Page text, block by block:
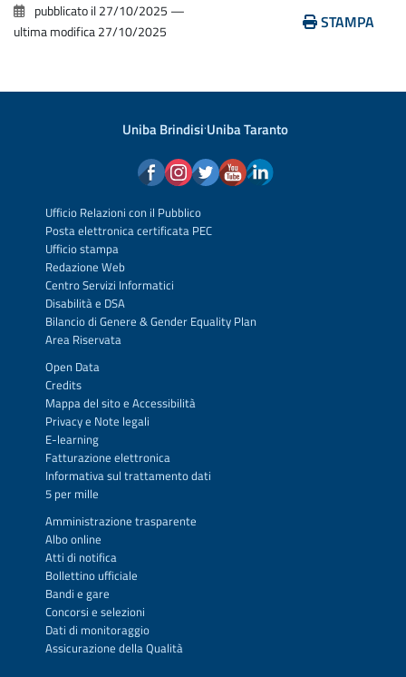
pubblicato il27/10/2025 —
ultima modifica27/10/2025 STAMPA
Uniba Brindisi·Uniba Taranto
Ufficio Relazioni con il Pubblico
Posta elettronica certificata PEC
Ufficio stampa
Redazione Web
Centro Servizi Informatici
Disabilità e DSA
Bilancio di Genere & Gender Equality Plan
Area Riservata
Open Data
Credits
Mappa del sitoe Accessibilità
Privacye Note legali
E-learning
Fatturazione elettronica
Informativa sul trattamento dati
5 per mille
Amministrazione trasparente
Albo online
Atti di notifica
Bollettino ufficiale
Bandi e gare
Concorsi e selezioni
Dati di monitoraggio
Assicurazione della Qualità